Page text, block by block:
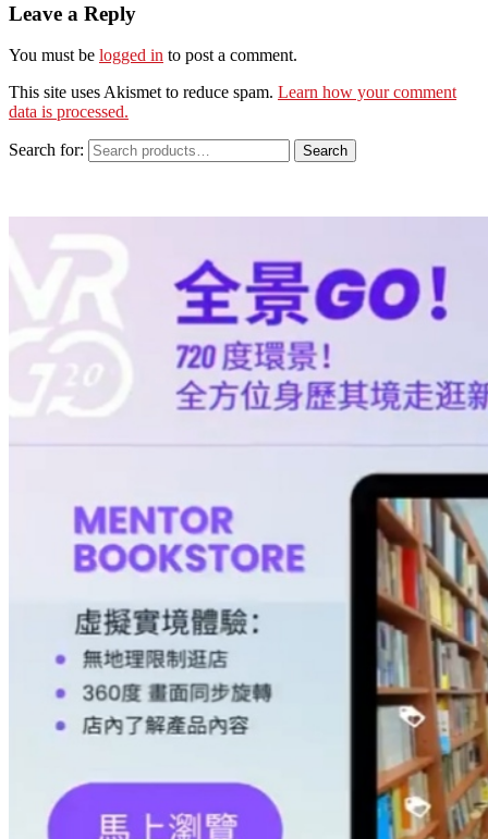
Leave a Reply
You must be logged in to post a comment.
This site uses Akismet to reduce spam. Learn how your comment
data is processed.
Search for: Search